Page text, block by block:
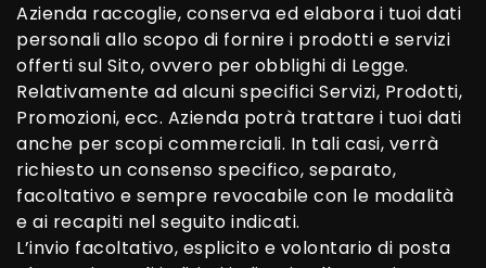
Azienda raccoglie, conserva ed elabora i tuoi dati
personali allo scopo di fornire i prodotti e servizi
offerti sul Sito, ovvero per obblighi di Legge.
Relativamente ad alcuni specifici Servizi, Prodotti,
Promozioni, ecc. Azienda potrà trattare i tuoi dati
anche per scopi commerciali. In tali casi, verrà
richiesto un consenso specifico, separato,
facoltativo e sempre revocabile con le modalità
e ai recapiti nel seguito indicati.
L’invio facoltativo, esplicito e volontario di posta